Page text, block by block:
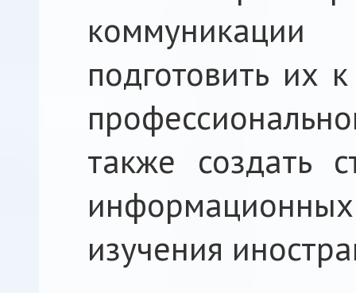
подготовить их
также создать
изучения